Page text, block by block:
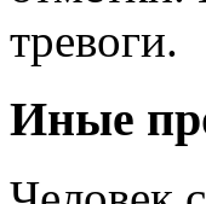
тревоги.
Иные